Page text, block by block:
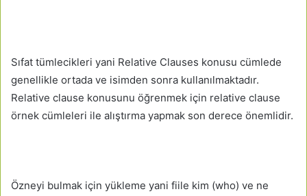
Sıfat tümlecikleri yani Relative Clauses konusu cümlede
genellikle ortada ve isimden sonra kullanılmaktadır.
Relative clause konusunu öğrenmek için relative clause
örnek cümleleri ile alıştırma yapmak son derece önemlidir.
Özneyi bulmak için yükleme yani fiile kim (who) ve ne